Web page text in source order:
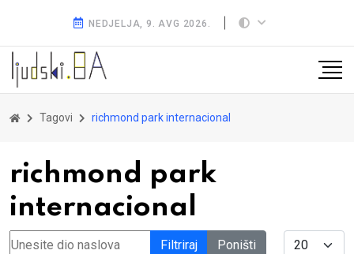
NEDJELJA, 9. AVG 2026.
Tagovi richmond park internacional
richmond park
internacional
Unesite dio naslova Filtriraj Poništi Display #